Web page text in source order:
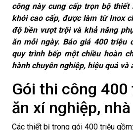
công này cung cấp trọn bộ
khói cao cấp, được làm từ Inox
độ bền vượt trội và khả năng
ăn mỗi ngày. Báo giá 400 triệu
quy trình bếp một chiều hoàn
hành chuyên nghiệp, hiệu quả và
Gói thi công 400
ăn xí nghiệp,
Các thiết bị trong gói 400 triệu gồm: